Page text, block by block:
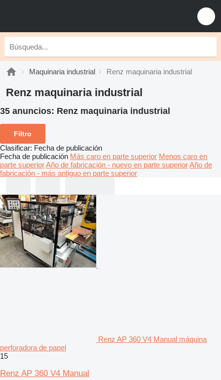
Maquinaria industrial Renz maquinaria industrial
Renz maquinaria industrial
35 anuncios: Renz maquinaria industrial
Filtro
Clasificar: Fecha de publicación
Fecha de publicación Más caro en parte superior Menos caro en
parte superiorAño de fabricación - nuevo en parte superiorAño de
fabricación - más antiguo en parte superior
Renz AP 360 V4 Manual máquina
perforadora de papel
15
Renz AP 360 V4 Manual